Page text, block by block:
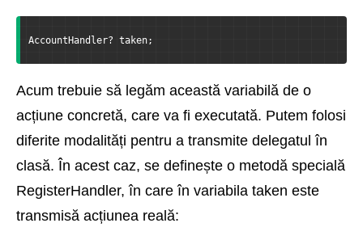
AccountHandler? taken;
Acum trebuie să legăm această variabilă de o
acțiune concretă, care va fi executată. Putem folosi
diferite modalități pentru a transmite delegatul în
clasă. În acest caz, se definește o metodă specială
RegisterHandler, în care în variabila taken este
transmisă acțiunea reală: